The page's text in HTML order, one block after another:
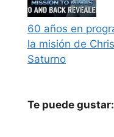
60 años en
la misión de
Saturno
Te puede gustar: